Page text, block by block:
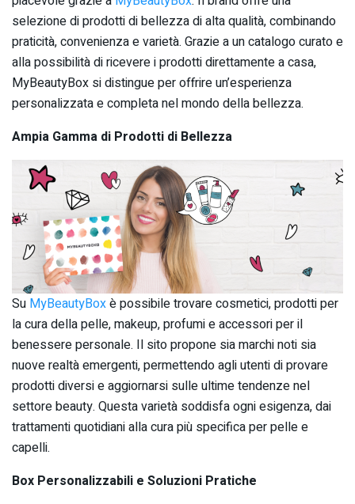
selezione di prodotti di bellezza di alta qualità, combinando
praticità, convenienza e varietà. Grazie a un catalogo curato e
alla possibilità di ricevere i prodotti direttamente a casa,
MyBeautyBox si distingue per offrire un’esperienza
personalizzata e completa nel mondo della bellezza.
Ampia Gamma di Prodotti di Bellezza
Su MyBeautyBoxè possibile trovare cosmetici, prodotti per
la cura della pelle, makeup, profumi e accessori per il
benessere personale. Il sito propone sia marchi noti sia
nuove realtà emergenti, permettendo agli utenti di provare
prodotti diversi e aggiornarsi sulle ultime tendenze nel
settore beauty. Questa varietà soddisfa ogni esigenza, dai
trattamenti quotidiani alla cura più specifica per pelle e
capelli.
Box Personalizzabili e Soluzioni Pratiche